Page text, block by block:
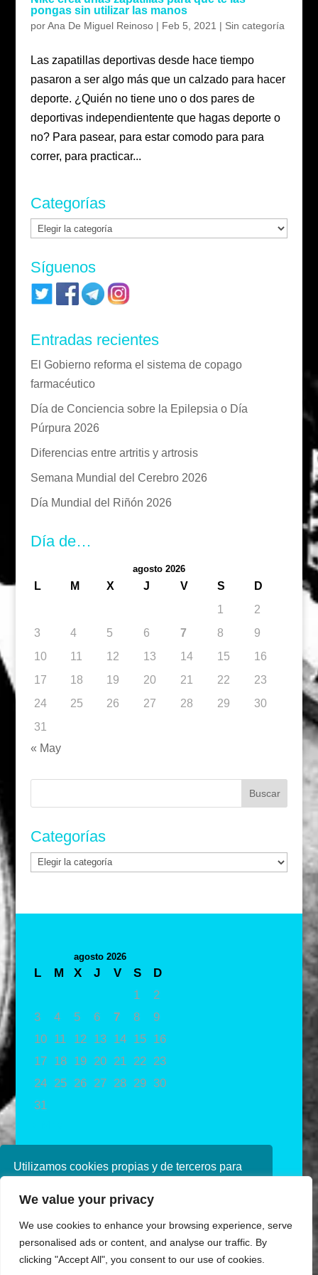
Utilizamos cookies propias y de terceros para
navegando, consideramos que acepta su uso.
política de cookies consulte nuestra
Política de
privacidad
We value your privacy
We use cookies to enhance your browsing experience, serve
personalised ads or content, and analyse our traffic. By
clicking "Accept All", you consent to our use of cookies.
pongas sin utilizar las manos
porAna De Miguel Reinoso| Feb 5, 2021 | Sin categoría
Las zapatillas deportivas desde hace tiempo
pasaron a ser algo más que un calzado para hacer
deporte. ¿Quién no tiene uno o dos pares de
deportivas independientente que hagas deporte o
no? Para pasear, para estar comodo para para
correr, para practicar...
Categorías
Categorías
Síguenos
Entradas recientes
El Gobierno reforma el sistema de copago
farmacéutico
Día de Conciencia sobre la Epilepsia o Día
Púrpura 2026
Diferencias entre artritis y artrosis
Semana Mundial del Cerebro 2026
Día Mundial del Riñón 2026
Día de…
agosto 2026
L M X J V S
D
1
2
3
4 5 6 7 8
9
10
11 12 13 14 15
16
17
18 19 20 21 22
23
24
25 26 27 28 29
30
31
« May
Categorías
Categorías
agosto 2026
L M X J V S
D
1
2
3
4 5 6 7 8
9
10
11 12 13 14 15
16
17
18 19 20 21 22
23
24
25 26 27 28 29 30
31